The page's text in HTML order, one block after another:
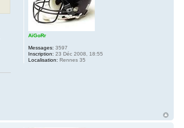
AïGoRr
Messages: 3597
Inscription: 23 Déc 2008, 18:55
Localisation: Rennes 35